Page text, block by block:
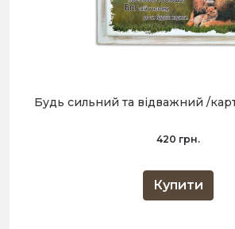
Будь сильний та відважний /
420 грн.
Купити